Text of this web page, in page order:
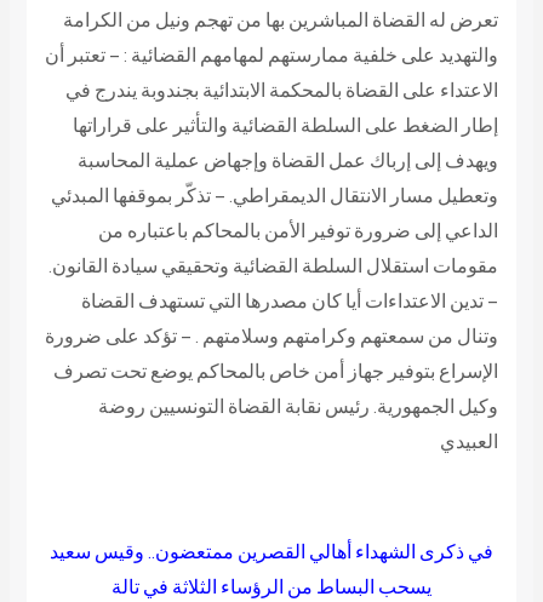
تعرض له القضاة المباشرين بها من تهجم ونيل من الكرامة
والتهديد على خلفية ممارستهم لمهامهم القضائية : – تعتبر أن
الاعتداء على القضاة بالمحكمة الابتدائية بجندوبة يندرج في
إطار الضغط على السلطة القضائية والتأثير على قراراتها
ويهدف إلى إرباك عمل القضاة وإجهاض عملية المحاسبة
وتعطيل مسار الانتقال الديمقراطي. – تذكّر بموقفها المبدئي
الداعي إلى ضرورة توفير الأمن بالمحاكم باعتباره من
مقومات استقلال السلطة القضائية وتحقيقي سيادة القانون.
– تدين الاعتداءات أيا كان مصدرها التي تستهدف القضاة
وتنال من سمعتهم وكرامتهم وسلامتهم . – تؤكد على ضرورة
الإسراع بتوفير جهاز أمن خاص بالمحاكم يوضع تحت تصرف
وكيل الجمهورية. رئيس نقابة القضاة التونسيين روضة
العبيدي
في ذكرى الشهداء أهالي القصرين ممتعضون.. وقيس سعيد
يسحب البساط من الرؤساء الثلاثة في تالة